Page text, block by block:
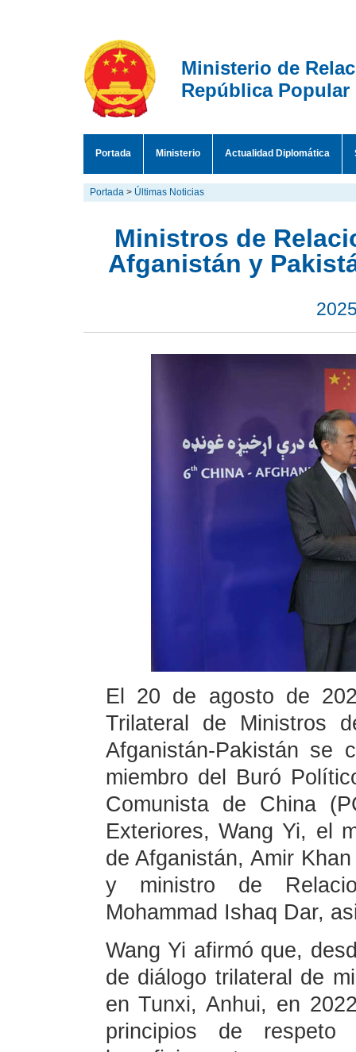
Ministerio de
República Popular
Portada Ministerio Actualidad Diplomática
Portada > Últimas Noticias
Ministros de
Afganistán y
El 20 de agosto de
Trilateral de Ministros
Afganistán-Pakistán se
miembro del Buró
Comunista de China
Exteriores, Wang Yi, el
de Afganistán, Amir
y ministro de
Mohammad Ishaq Dar,
Wang Yi afirmó que,
de diálogo trilateral de
en Tunxi, Anhui, en
principios de respeto